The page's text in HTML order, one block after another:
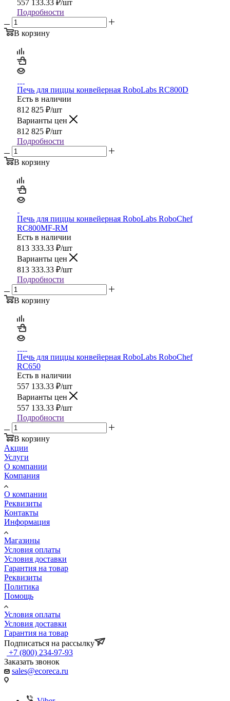
557 133.33 ₽/шт
Подробности
В корзину
Печь для пиццы конвейерная RoboLabs RC800D
Есть в наличии
812 825 ₽/шт
Варианты цен
812 825 ₽/шт
Подробности
В корзину
Печь для пиццы конвейерная RoboLabs RoboChef
RC800MF-RM
Есть в наличии
813 333.33 ₽/шт
Варианты цен
813 333.33 ₽/шт
Подробности
В корзину
Печь для пиццы конвейерная RoboLabs RoboChef
RC650
Есть в наличии
557 133.33 ₽/шт
Варианты цен
557 133.33 ₽/шт
Подробности
В корзину
Акции
Услуги
О компании
Компания
О компании
Реквизиты
Контакты
Информация
Магазины
Условия оплаты
Условия доставки
Гарантия на товар
Реквизиты
Политика
Помощь
Условия оплаты
Условия доставки
Гарантия на товар
Подписаться на рассылку
+7 (800) 234-97-93
Заказать звонок
sales@ecoreca.ru